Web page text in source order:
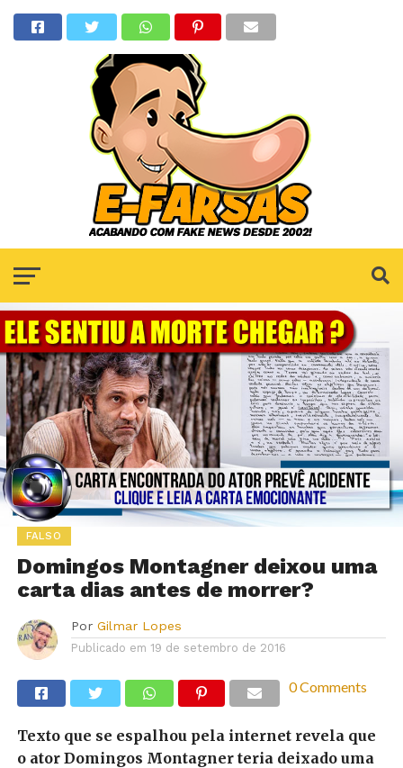
FALSO
Domingos Montagner deixou uma
carta dias antes de morrer?
Por Gilmar Lopes
Publicado em 19 de setembro de 2016
0 Comments
Texto que se espalhou pela internet revela que
o ator Domingos Montagner teria deixado uma